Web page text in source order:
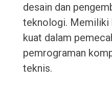
desain dan
teknologi. Memiliki
kuat dalam
pemrograman
teknis.